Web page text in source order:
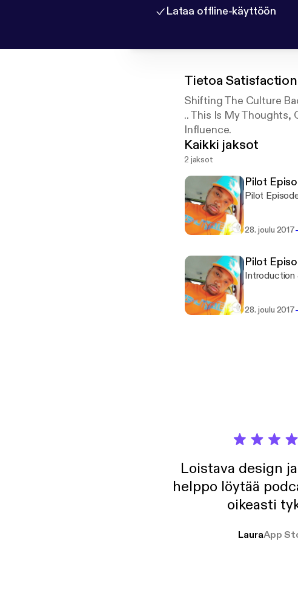
Lataa offline-käyttöön
Tietoa
Shifting The Culture
.. This Is My Thoughts,
Influence.
Kaikki jaksot
2 jaksot
Pilot
Pilot
28. joulu 2017
Pilot
Introduction
28. joulu 2017
Loistava design
helppo löytää
oikeasti
LauraApp